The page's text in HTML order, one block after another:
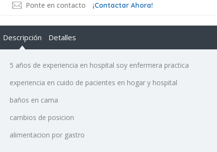
Ponte en contacto ¡Contactar Ahora!
Descripción Detalles
5 años de experiencia en hospital soy enfermera practica
experiencia en cuido de pacientes en hogar y hospital
baños en cama
cambios de posicion
alimentacion por gastro